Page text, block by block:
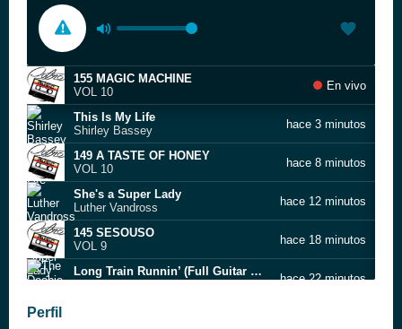
155 MAGIC MACHINE
VOL 10
En vivo
This Is My Life
Shirley Bassey
hace 3 minutos
149 A TASTE OF HONEY
VOL 10
hace 8 minutos
She's a Super Lady
Luther Vandross
hace 12 minutos
145 SESOUSO
VOL 9
hace 18 minutos
Long Train Runnin’ (Full Guitar mix)
hace 22 minutos
Perfil